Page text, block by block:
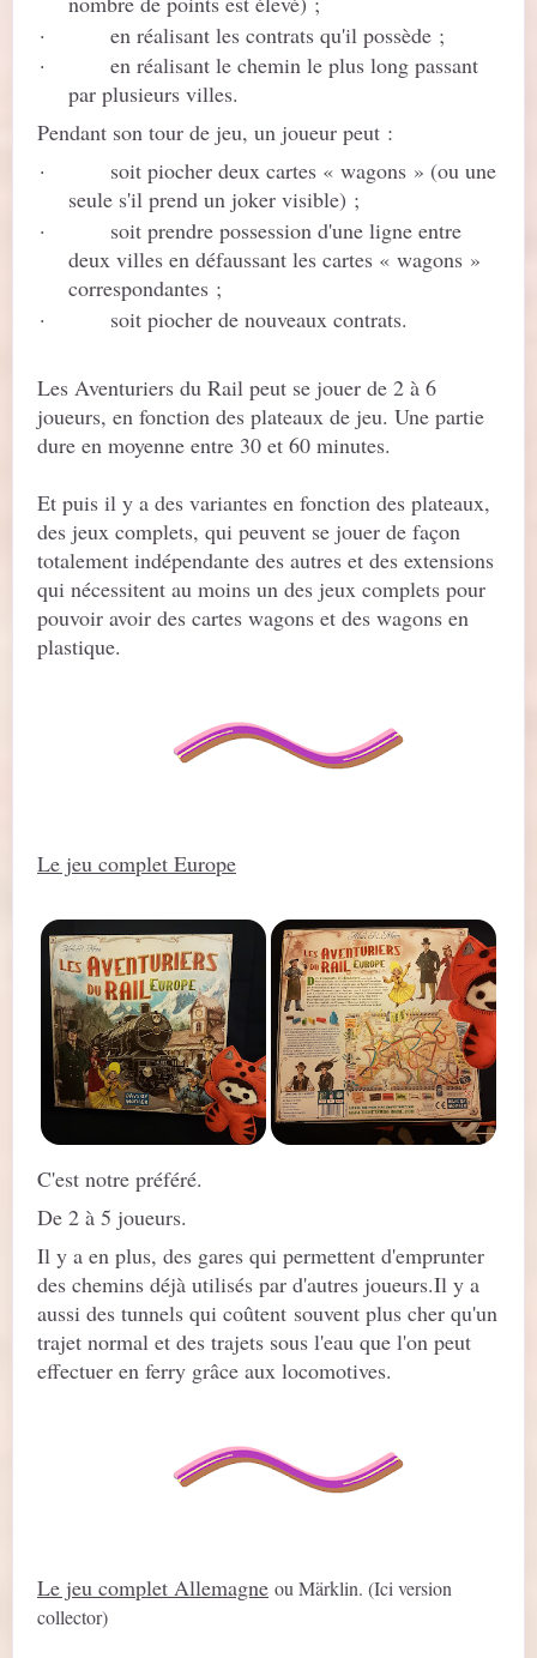
·
en réalisant les contrats qu'il possède ;
·
en réalisant le chemin le plus long passant
par plusieurs villes.
Pendant son tour de jeu, un joueur peut :
·
soit piocher deux cartes « wagons » (ou une
seule s'il prend un joker visible) ;
·
soit prendre possession d'une ligne entre
deux villes en défaussant les cartes « wagons »
correspondantes ;
·
soit piocher de nouveaux contrats.
Les Aventuriers du Rail peut se jouer de 2 à 6
joueurs, en fonction des plateaux de jeu. Une partie
dure en moyenne entre 30 et 60 minutes.
Et puis il y a des variantes en fonction des plateaux,
des jeux complets, qui peuvent se jouer de façon
totalement indépendante des autres et des extensions
qui nécessitent au moins un des jeux complets pour
pouvoir avoir des cartes wagons et des wagons en
plastique.
Le jeu complet Europe
C'est notre préféré.
De 2 à 5 joueurs.
Il y a en plus, des gares qui permettent d'emprunter
des chemins déjà utilisés par d'autres joueurs.Il y a
aussi des tunnels qui coûtent souvent plus cher qu'un
trajet normal et des trajets sous l'eau que l'on peut
effectuer en ferry grâce aux locomotives.
Le jeu complet Allemagne ou Märklin. (Ici version
collector)